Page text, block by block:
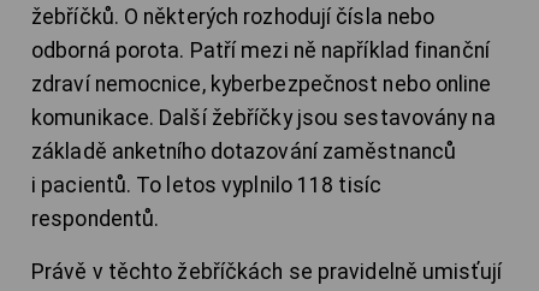
žebříčků. O některých rozhodují čísla nebo
odborná porota. Patří mezi ně například finanční
zdraví nemocnice, kyberbezpečnost nebo online
komunikace. Další žebříčky jsou sestavovány na
základě anketního dotazování zaměstnanců
i pacientů. To letos vyplnilo 118 tisíc
respondentů.
Právě v těchto žebříčkách se pravidelně umisťují